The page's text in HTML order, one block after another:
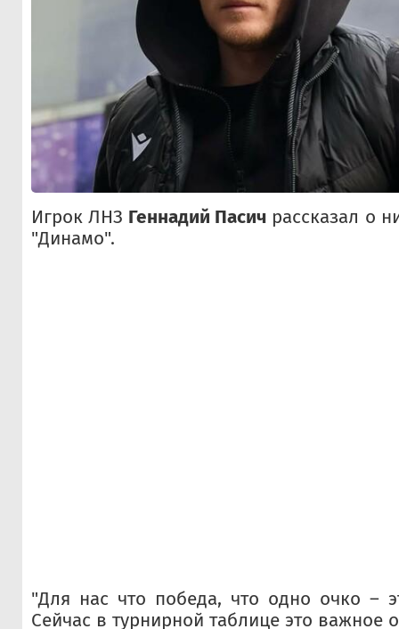
Игрок ЛНЗ Геннадий Пасич рассказал о
"Динамо".
"Для нас что победа, что одно очко –
Сейчас в турнирной таблице это важное